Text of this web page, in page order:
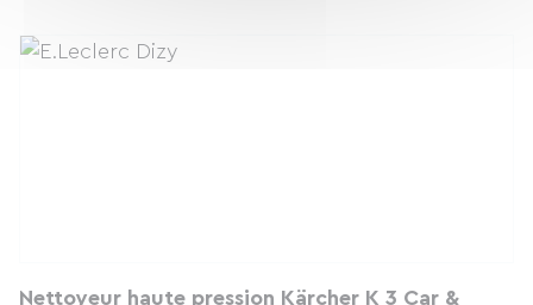
Nettoyeur haute pression Kärcher K 3 Car &